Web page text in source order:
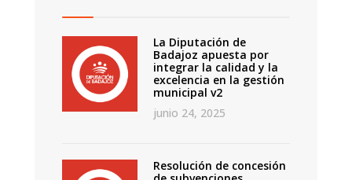
La Diputación de
Badajoz apuesta por
integrar la calidad y la
excelencia en la gestión
municipal v2
junio 24, 2025
Resolución de concesión